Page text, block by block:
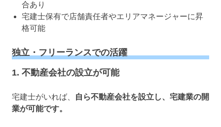
合あり
宅建士保有で店舗責任者やエリアマネージャーに昇
格可能
独立・フリーランスでの活躍
1. 不動産会社の設立が可能
宅建士がいれば、
自ら不動産会社を設立し、宅建業の開
業が可能です。